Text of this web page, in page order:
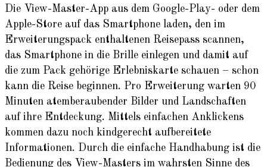
Die View-Master-App aus dem Google-Play- oder dem
Apple-Store auf das Smartphone laden, den im
Erweiterungspack enthaltenen Reisepass scannen,
das Smartphone in die Brille einlegen und damit auf
die zum Pack gehörige Erlebniskarte schauen – schon
kann die Reise beginnen. Pro Erweiterung warten 90
Minuten atemberaubender Bilder und Landschaften
auf ihre Entdeckung. Mittels einfachen Anklickens
kommen dazu noch kindgerecht aufbereitete
Informationen. Durch die einfache Handhabung ist die
Bedienung des View-Masters im wahrsten Sinne des